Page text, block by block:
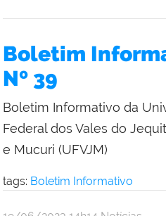
Boletim
Nº 39
Boletim Informativo da
Federal dos Vales do
e Mucuri (UFVJM)
tags: Boletim Informativo